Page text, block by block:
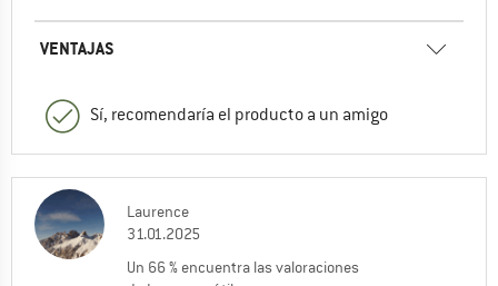
VENTAJAS
Sí, recomendaría el producto a un amigo
Laurence
31.01.2025
Un 66 % encuentra las valoraciones